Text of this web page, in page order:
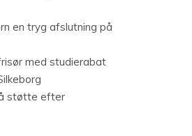
en tryg afslutning på
med studierabat
støtte efter